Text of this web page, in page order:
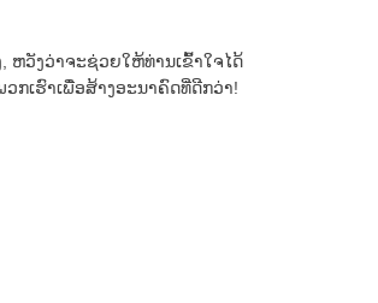
ຫວັງ​ວ່າ​ຈະ​ຊ່ວຍ​ໃຫ້​ທ່ານ​ເຂົ້າ​ໃຈ​ໄດ້​
ເຮົາເພື່ອສ້າງອະນາຄົດທີ່ດີກວ່າ!